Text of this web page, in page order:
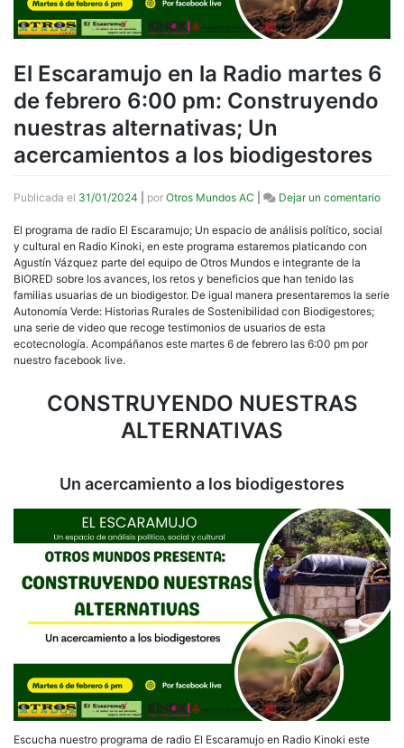
El Escaramujo en la Radio martes 6
de febrero 6:00 pm: Construyendo
nuestras alternativas; Un
acercamientos a los biodigestores
Publicada el 31/01/2024 por Otros Mundos AC Dejar un comentarioen
El programa de radio El Escaramujo; Un espacio de análisis político, social
y cultural en Radio Kinoki, en este programa estaremos platicando con
Agustín Vázquez parte del equipo de Otros Mundos e integrante de la
BIORED sobre los avances, los retos y beneficios que han tenido las
familias usuarias de un biodigestor. De igual manera presentaremos la serie
Autonomía Verde: Historias Rurales de Sostenibilidad con Biodigestores;
una serie de video que recoge testimonios de usuarios de esta
ecotecnología. Acompáñanos este martes 6 de febrero las 6:00 pm por
nuestro facebook live.
CONSTRUYENDO NUESTRAS
ALTERNATIVAS
Un acercamiento a los biodigestores
Escucha nuestro programa de radio El Escaramujo en Radio Kinoki este